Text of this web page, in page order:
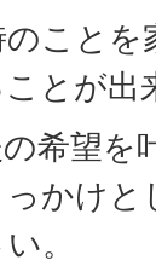
のこと
とが出
希望を
かけ
。